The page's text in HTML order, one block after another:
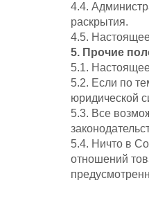
4.4.
раскрытия.
4.5.
5. Прочие
5.1.
5.2. Если по
юридической
5.3. Все
5.4. Ничто в
отношений